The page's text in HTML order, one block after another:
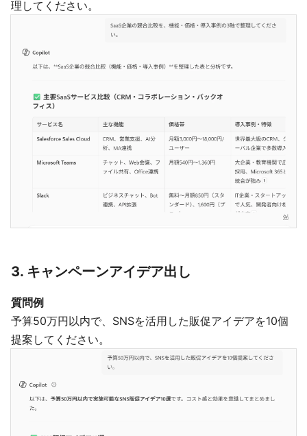
理してください。
3. キャンペーンアイデア出し
質問例
予算50万円以内で、SNSを活用した販促アイデアを10個
提案してください。